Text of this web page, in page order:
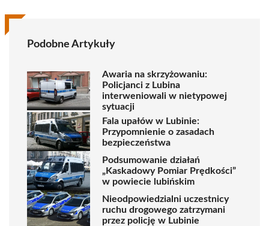
Podobne Artykuły
Awaria na skrzyżowaniu:
Policjanci z Lubina
interweniowali w nietypowej
sytuacji
Fala upałów w Lubinie:
Przypomnienie o zasadach
bezpieczeństwa
Podsumowanie działań
„Kaskadowy Pomiar Prędkości”
w powiecie lubińskim
Nieodpowiedzialni uczestnicy
ruchu drogowego zatrzymani
przez policję w Lubinie